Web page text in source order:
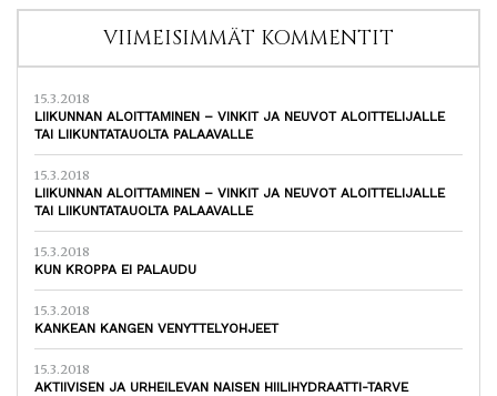
VIIMEISIMMÄT KOMMENTIT
15.3.2018
LIIKUNNAN ALOITTAMINEN – VINKIT JA NEUVOT ALOITTELIJALLE
TAI LIIKUNTATAUOLTA PALAAVALLE
15.3.2018
LIIKUNNAN ALOITTAMINEN – VINKIT JA NEUVOT ALOITTELIJALLE
TAI LIIKUNTATAUOLTA PALAAVALLE
15.3.2018
KUN KROPPA EI PALAUDU
15.3.2018
KANKEAN KANGEN VENYTTELYOHJEET
15.3.2018
AKTIIVISEN JA URHEILEVAN NAISEN HIILIHYDRAATTI-TARVE